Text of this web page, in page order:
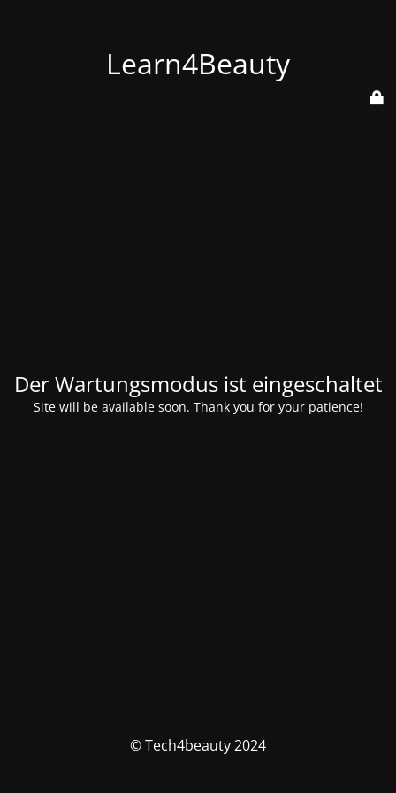
Learn4Beauty
Der Wartungsmodus ist eingeschaltet
Site will be available soon. Thank you for your patience!
© Tech4beauty 2024